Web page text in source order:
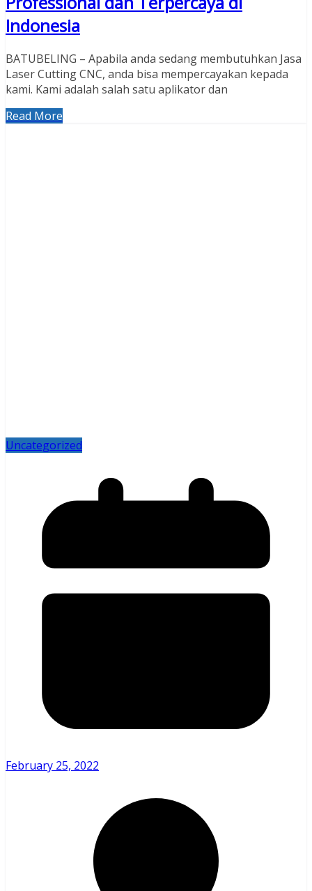
Indonesia
BATUBELING – Apabila anda sedang membutuhkan Jasa
Laser Cutting CNC, anda bisa mempercayakan kepada
kami. Kami adalah salah satu aplikator dan
Read More
Uncategorized
February 25, 2022